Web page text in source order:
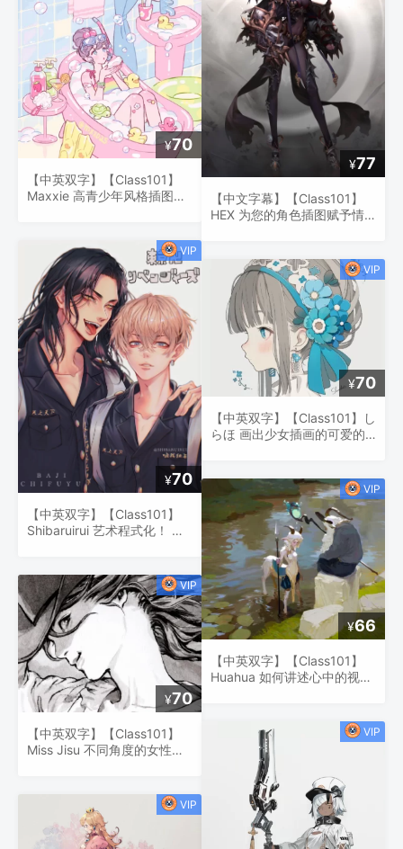
¥70
【中英双字】【Class101】
Maxxie 高青少年风格插图与
¥70
【中英双字】【Class101】
Shibaruirui 艺术程式化！ 强
¥70
【中英双字】【Class101】
Miss Jisu 不同角度的女性面
¥77
【中文字幕】【Class101】
HEX 为您的角色插图赋予情
¥70
【中英双字】【Class101】し
らほ 画出少女插画的可爱的
¥66
【中英双字】【Class101】
Huahua 如何讲述心中的视觉